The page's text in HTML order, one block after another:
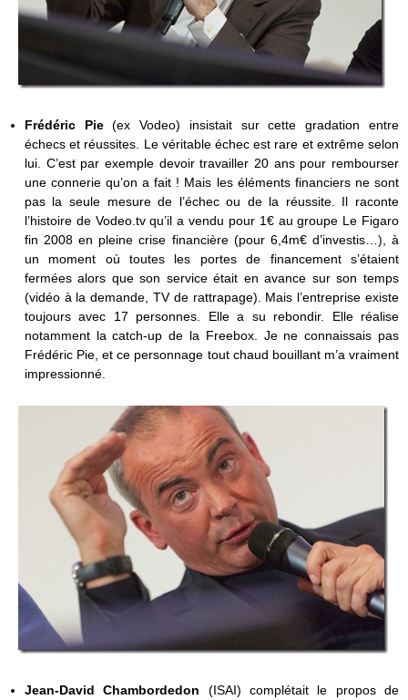
Frédéric Pie(ex Vodeo) insistait sur cette gradation entre
échecs et réussites. Le véritable échec est rare et extrême selon
lui. C’est par exemple devoir travailler 20 ans pour rembourser
une connerie qu’on a fait ! Mais les éléments financiers ne sont
pas la seule mesure de l’échec ou de la réussite. Il raconte
l’histoire de Vodeo.tv qu’il a vendu pour 1€ au groupe Le Figaro
fin 2008 en pleine crise financière (pour 6,4m€ d’investis…), à
un moment où toutes les portes de financement s’étaient
fermées alors que son service était en avance sur son temps
(vidéo à la demande, TV de rattrapage). Mais l’entreprise existe
toujours avec 17 personnes. Elle a su rebondir. Elle réalise
notamment la catch-up de la Freebox. Je ne connaissais pas
Frédéric Pie, et ce personnage tout chaud bouillant m’a vraiment
impressionné.
Jean-David Chambordedon (ISAI) complétait le propos de